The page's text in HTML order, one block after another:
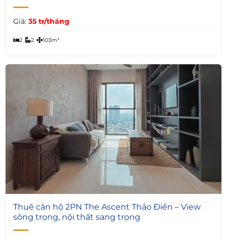
Giá: 35 tr/tháng
2 2 103m²
4
Thuê căn hộ 2PN The Ascent Thảo Điền – View
sông trọng, nội thất sang trọng